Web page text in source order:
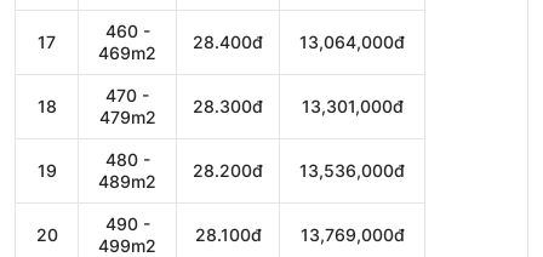
17
460 -
469m2
28.400đ 13,064,000đ
18
470 -
479m2
28.300đ 13,301,000đ
19
480 -
489m2
28.200đ 13,536,000đ
20
490 -
499m2
28.100đ 13,769,000đ